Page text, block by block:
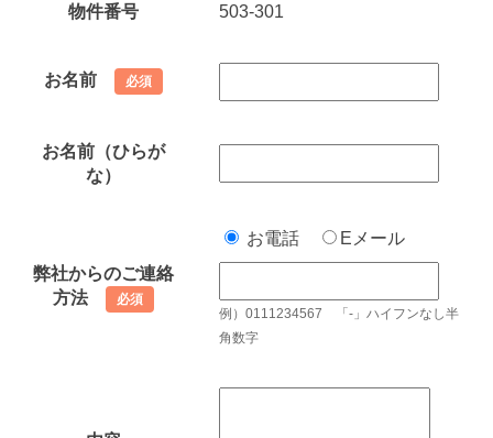
物件番号 503-301
お名前 必須
お名前（ひらが
な）
弊社からのご連絡
方法
必須
お電話 Eメール
例）0111234567 「-」ハイフンなし半
角数字